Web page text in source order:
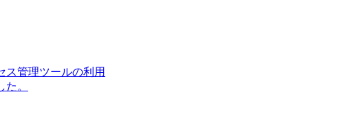
ス管理ツールの利用
。